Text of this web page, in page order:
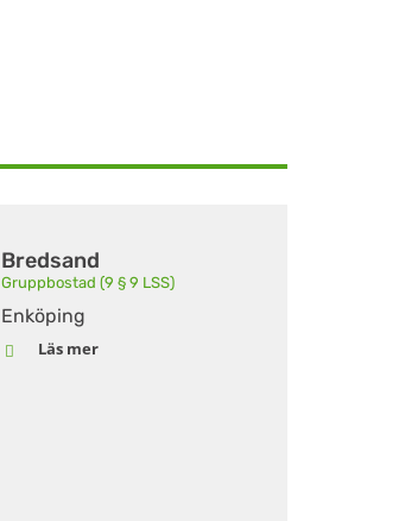
Bredsand
Gruppbostad (9 § 9 LSS)
Enköping
Läs mer